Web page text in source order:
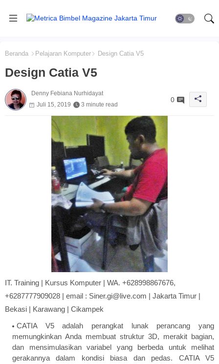
Beranda Pelajaran Komputer Design Catia V5
Design Catia V5
Denny Febiana Nurhidayat
Juli 15, 2019
3 minute read
0
IT. Training | Kursus Komputer | WA. +628998867676,
+6287777909028 | email : Siner.gi@live.com | Jakarta Timur |
Bekasi | Karawang | Cikampek
CATIA V5 adalah perangkat lunak perancang yang
memungkinkan Anda membuat struktur 3D, merakit bagian,
dan mensimulasikan variabel yang berbeda untuk melihat
gerakannya dalam kondisi biasa dan pedas. CATIA V5